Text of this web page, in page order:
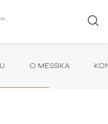
O MESSIKA